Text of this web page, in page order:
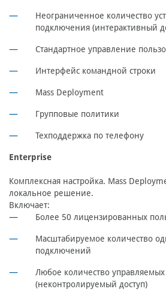
Неограниченное количество
подключения (интерактивный
Стандартное управление
Интерфейс командной строки
Mass Deployment
Групповые политики
Техподдержка по телефону
Enterprise
Комплексная настройка. Mass
локальное решение.
Включает:
Более 50 лицензированных
Масштабируемое количество
подключений
Любое количество управляемых
(неконтролируемый доступ)